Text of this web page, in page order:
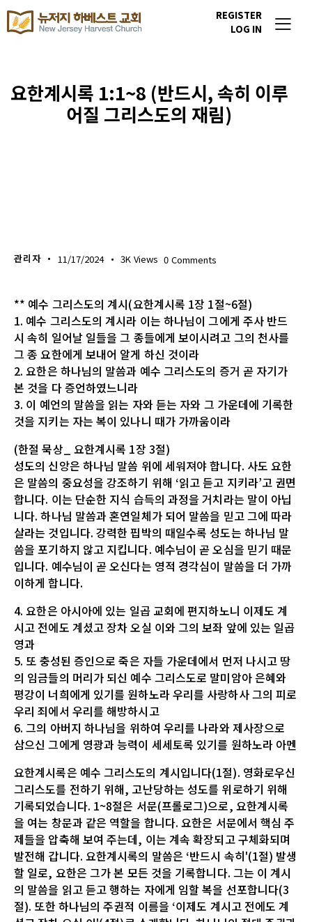
REGISTER
LOG IN
요한계시록 1:1~8 (반드시, 속히 이루
어질 그리스도의 재림)
관리자 11/17/2024 3K Views 0 Comments
** 예수 그리스도의 계시(요한계시록 1장 1절~6절)
1. 예수 그리스도의 계시라 이는 하나님이 그에게 주사 반드
시 속히 일어날 일들을 그 종들에게 보이시려고 그의 천사를
그 종 요한에게 보내어 알게 하신 것이라
2. 요한은 하나님의 말씀과 예수 그리스도의 증거 곧 자기가
본 것을 다 증언하였느니라
3. 이 예언의 말씀을 읽는 자와 듣는 자와 그 가운데에 기록한
것을 지키는 자는 복이 있나니 때가 가까움이라
(한절 묵상_ 요한계시록 1장 3절)
성도의 신앙은 하나님 말씀 위에 세워져야 합니다. 사도 요한
은 말씀의 중요성을 강조하기 위해 ‘읽고 듣고 지키라’고 권면
합니다. 이는 단순한 지식 습득의 과정을 거치라는 말이 아닙
니다. 하나님 말씀과 혼연일체가 되어 말씀을 믿고 그에 따라
살라는 것입니다. 강력한 핍박의 때일수록 성도는 하나님 말
씀을 포기하지 않고 지킵니다. 예수님이 곧 오심을 믿기 때문
입니다. 예수님이 곧 오신다는 영적 경각심이 말씀을 더 가까
이하게 합니다.
4. 요한은 아시아에 있는 일곱 교회에 편지하노니 이제도 계
시고 전에도 계셨고 장차 오실 이와 그의 보좌 앞에 있는 일곱
영과
5. 또 충성된 증인으로 죽은 자들 가운데에서 먼저 나시고 땅
의 임금들의 머리가 되신 예수 그리스도로 말미암아 은혜와
평강이 너희에게 있기를 원하노라 우리를 사랑하사 그의 피로
우리 죄에서 우리를 해방하시고
6. 그의 아버지 하나님을 위하여 우리를 나라와 제사장으로
삼으신 그에게 영광과 능력이 세세토록 있기를 원하노라 아멘
요한계시록은 예수 그리스도의 계시입니다(1절). 영화로우신
그리스도를 전하기 위해, 고난당하는 성도를 위로하기 위해
기록되었습니다. 1~8절은 서문(프롤로그)으로, 요한계시록
을 여는 창문과 같은 역할을 합니다. 요한은 서문에서 핵심 주
제들을 압축해 보여 주는데, 이는 계속 확장되고 구체화되며
발전해 갑니다. 요한계시록의 말씀은 ‘반드시 속히'(1절) 발생
할 일로, 요한은 그가 본 모든 것을 기록합니다. 그는 이 계시
의 말씀을 읽고 듣고 행하는 자에게 임할 복을 선포합니다(3
절). 또한 하나님의 주권적 이름을 ‘이제도 계시고 전에도 계